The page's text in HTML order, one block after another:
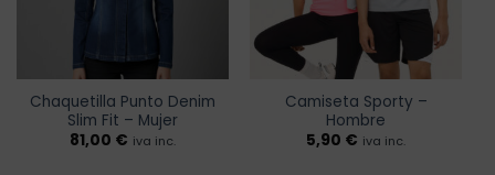
Chaquetilla Punto Denim
Slim Fit – Mujer
81,00 € iva inc.
Camiseta Sporty –
Hombre
5,90 € iva inc.